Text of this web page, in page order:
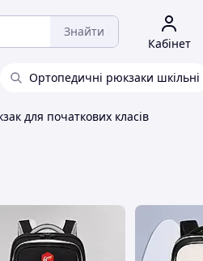
Знайти
Кабінет
Ортопедичні рюкзаки шкільні
для початкових класів